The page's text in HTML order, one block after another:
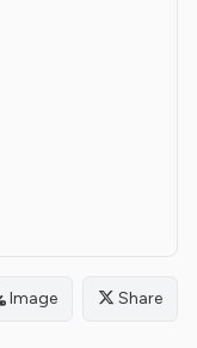
Image Share